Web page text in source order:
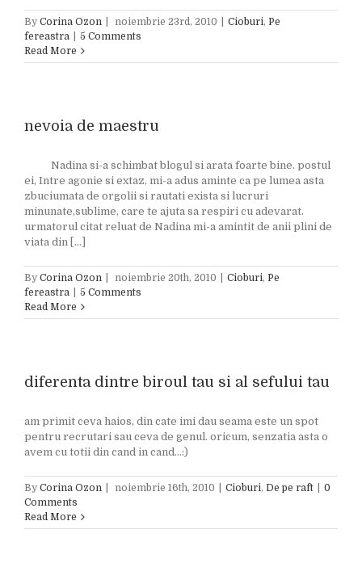
By Corina Ozon noiembrie 23rd, 2010 Cioburi, Pe
fereastra
5 Comments
Read More
nevoia de maestru
Nadina si-a schimbat blogul si arata foarte bine. postul
ei, Intre agonie si extaz, mi-a adus aminte ca pe lumea asta
zbuciumata de orgolii si rautati exista si lucruri
minunate,sublime, care te ajuta sa respiri cu adevarat.
urmatorul citat reluat de Nadina mi-a amintit de anii plini de
viata din [...]
By Corina Ozon noiembrie 20th, 2010 Cioburi, Pe
fereastra
5 Comments
Read More
diferenta dintre biroul tau si al sefului tau
am primit ceva haios, din cate imi dau seama este un spot
pentru recrutari sau ceva de genul. oricum, senzatia asta o
avem cu totii din cand in cand...:)
By Corina Ozon noiembrie 16th, 2010 Cioburi, De pe raft
0
Comments
Read More